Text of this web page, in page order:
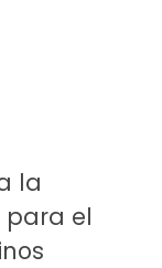
la
para el